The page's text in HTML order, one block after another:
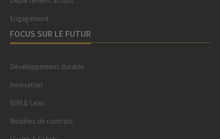
Engagement
FOCUS SUR LE FUTUR
Développement durable
Innovation
BIM & Lean
Modèles de contrats